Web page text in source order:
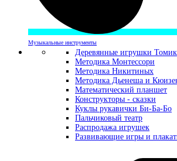
Музыкальные инструменты
Деревянные игрушки Томик
Методика Монтессори
Методика Никитиных
Методика Дьенеша и
Математический планшет
Конструкторы - сказки
Куклы рукавички Би-Ба-Бо
Пальчиковый театр
Распродажа игрушек
Развивающие игры и